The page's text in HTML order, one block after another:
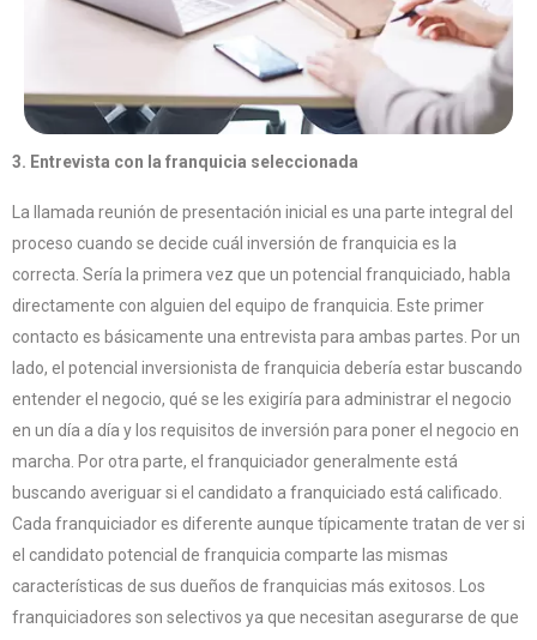
3. Entrevista con la franquicia seleccionada
La llamada reunión de presentación inicial es una parte integral del
proceso cuando se decide cuál inversión de franquicia es la
correcta. Sería la primera vez que un potencial franquiciado, habla
directamente con alguien del equipo de franquicia. Este primer
contacto es básicamente una entrevista para ambas partes. Por un
lado, el potencial inversionista de franquicia debería estar buscando
entender el negocio, qué se les exigiría para administrar el negocio
en un día a día y los requisitos de inversión para poner el negocio en
marcha. Por otra parte, el franquiciador generalmente está
buscando averiguar si el candidato a franquiciado está calificado.
Cada franquiciador es diferente aunque típicamente tratan de ver si
el candidato potencial de franquicia comparte las mismas
características de sus dueños de franquicias más exitosos. Los
franquiciadores son selectivos ya que necesitan asegurarse de que